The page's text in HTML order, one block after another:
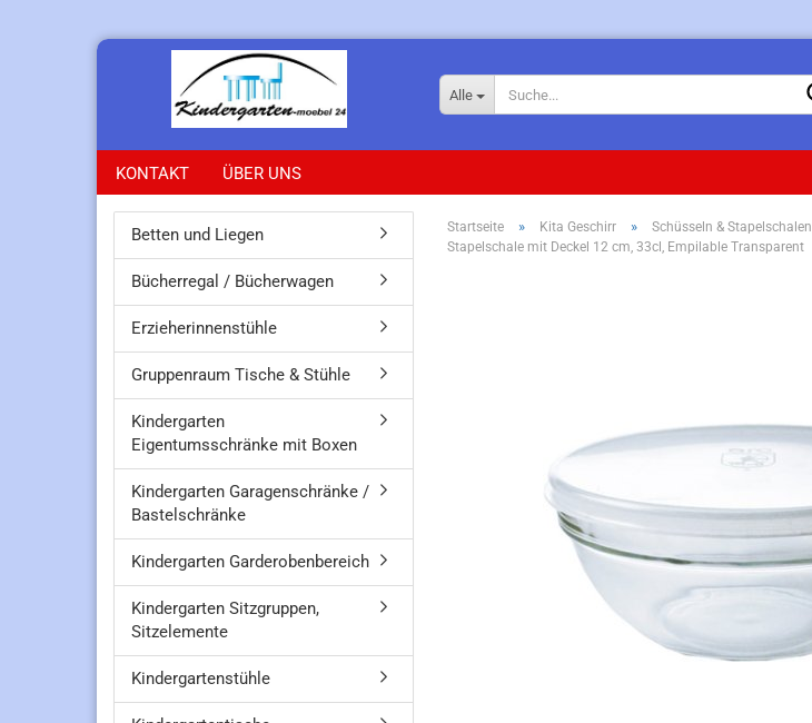
Alle
KONTAKT ÜBER UNS
Startseite » Kita Geschirr » Schüsseln & Stapelschalen
Stapelschale mit Deckel 12 cm, 33cl, Empilable Transparent
Betten und Liegen
Bücherregal / Bücherwagen
Erzieherinnenstühle
Gruppenraum Tische & Stühle
Kindergarten
Eigentumsschränke mit Boxen
Kindergarten Garagenschränke /
Bastelschränke
Kindergarten Garderobenbereich
Kindergarten Sitzgruppen,
Sitzelemente
Kindergartenstühle